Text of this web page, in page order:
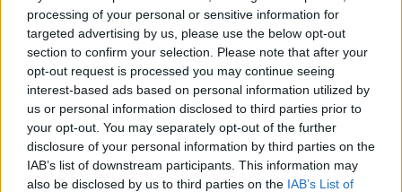
processing of your personal or sensitive information for
targeted advertising by us, please use the below opt-out
section to confirm your selection. Please note that after your
opt-out request is processed you may continue seeing
interest-based ads based on personal information utilized by
us or personal information disclosed to third parties prior to
your opt-out. You may separately opt-out of the further
disclosure of your personal information by third parties on the
IAB’s list of downstream participants. This information may
also be disclosed by us to third parties on the IAB’s List of
reciente deFoxit PDF Reader Portable o leer nuestra
reseña, simplemente hazclic aquí.
Todas las versiones antiguas distribuidas en nuestro
sitio web son completamente libres de virus y están
disponibles para su descarga sin costo alguno.
Nos encantaría saber de ti